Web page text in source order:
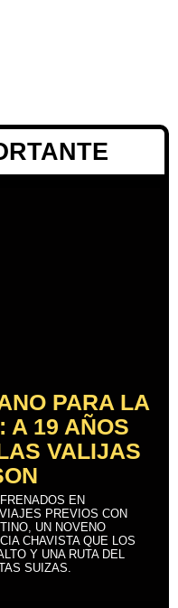
PARA LA
A 19 AÑOS
VALIJAS
EN
PREVIOS CON
UN NOVENO
CHAVISTA QUE LOS
Y UNA RUTA DEL
SUIZAS.